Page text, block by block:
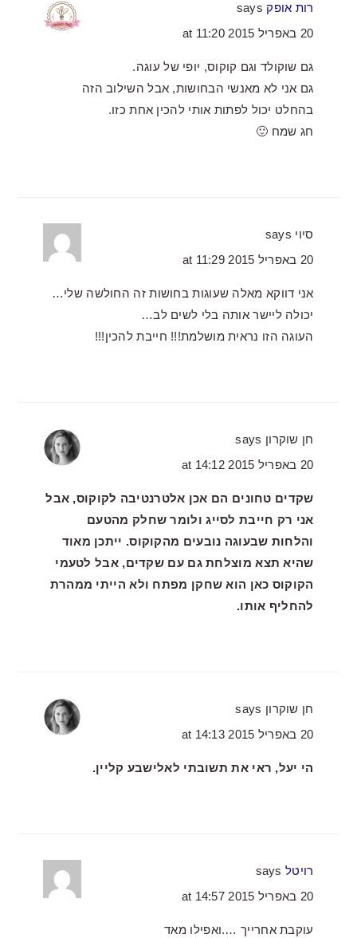
רות אופק says
20 באפריל 2015 at 11:20
גם שוקולד וגם קוקוס, יופי של עוגה.
גם אני לא מאנשי הבחושות, אבל השילוב הזה
בהחלט יכול לפתות אותי להכין אחת כזו.
חג שמח 🙂
סיוי says
20 באפריל 2015 at 11:29
אני דווקא מאלה שעוגות בחושות זה החולשה שלי…
יכולה ליישר אותה בלי לשים לב…
העוגה הזו נראית מושלמת!!! חייבת להכין!!!
חן שוקרון says
20 באפריל 2015 at 14:12
שקדים טחונים הם אכן אלטרנטיבה לקוקוס, אבל
אני רק חייבת לסייג ולומר שחלק מהטעם
והלחות שבעוגה נובעים מהקוקוס. ייתכן מאוד
שהיא תצא מוצלחת גם עם שקדים, אבל לטעמי
הקוקוס כאן הוא שחקן מפתח ולא הייתי ממהרת
להחליף אותו.
חן שוקרון says
20 באפריל 2015 at 14:13
הי יעל, ראי את תשובתי לאלישבע קליין.
רויטל says
20 באפריל 2015 at 14:57
עוקבת אחרייך ….ואפילו מאד